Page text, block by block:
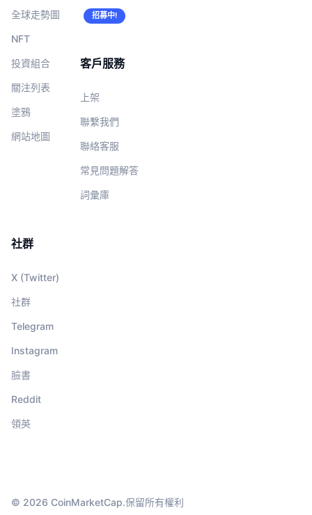
全球走勢圖
NFT
投資組合
關注列表
塗鴉
網站地圖
招募中!
客戶服務
上架
聯繫我們
聯絡客服
常見問題解答
詞彙庫
社群
X (Twitter)
社群
Telegram
Instagram
臉書
Reddit
領英
© 2026 CoinMarketCap.保留所有權利